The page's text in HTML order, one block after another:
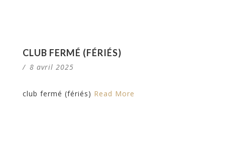
CLUB FERMÉ (FÉRIÉS)
/ 8 avril 2025
club fermé (fériés) Read More